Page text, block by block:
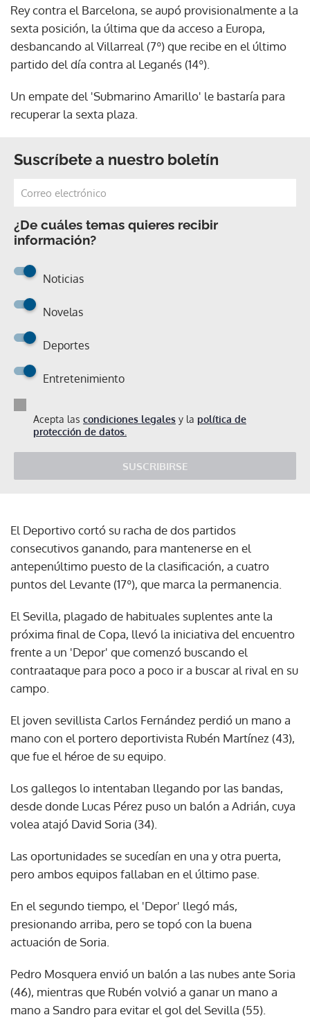
Rey contra el Barcelona, se aupó provisionalmente a la
sexta posición, la última que da acceso a Europa,
desbancando al Villarreal (7º) que recibe en el último
partido del día contra al Leganés (14º).
Un empate del 'Submarino Amarillo' le bastaría para
recuperar la sexta plaza.
Suscríbete a nuestro boletín
¿De cuáles temas quieres recibir
información?
Noticias
Novelas
Deportes
Entretenimiento
Acepta las condiciones legales y la política de
protección de datos.
SUSCRIBIRSE
El Deportivo cortó su racha de dos partidos
consecutivos ganando, para mantenerse en el
antepenúltimo puesto de la clasificación, a cuatro
puntos del Levante (17º), que marca la permanencia.
El Sevilla, plagado de habituales suplentes ante la
próxima final de Copa, llevó la iniciativa del encuentro
frente a un 'Depor' que comenzó buscando el
contraataque para poco a poco ir a buscar al rival en su
campo.
El joven sevillista Carlos Fernández perdió un mano a
mano con el portero deportivista Rubén Martínez (43),
que fue el héroe de su equipo.
Los gallegos lo intentaban llegando por las bandas,
desde donde Lucas Pérez puso un balón a Adrián, cuya
volea atajó David Soria (34).
Las oportunidades se sucedían en una y otra puerta,
pero ambos equipos fallaban en el último pase.
En el segundo tiempo, el 'Depor' llegó más,
presionando arriba, pero se topó con la buena
actuación de Soria.
Pedro Mosquera envió un balón a las nubes ante Soria
(46), mientras que Rubén volvió a ganar un mano a
mano a Sandro para evitar el gol del Sevilla (55).